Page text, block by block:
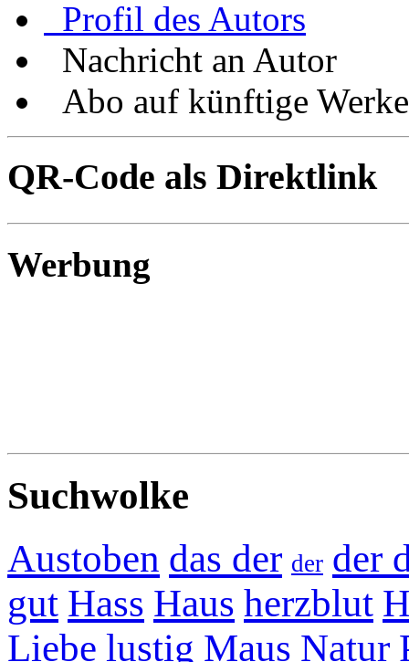
Profil des Autors
Nachricht an Autor
Abo auf künftige Werke
QR-Code als Direktlink
Werbung
Suchwolke
Austoben das der der der
gut Hass Haus herzblut
Liebe lustig Maus Natur